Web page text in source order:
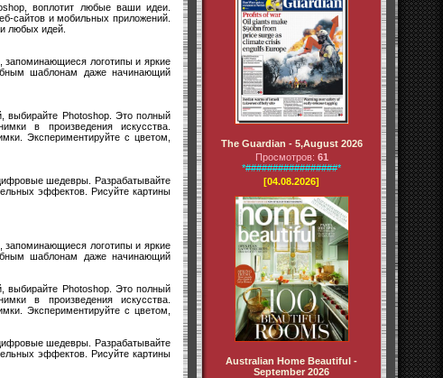
воплотит любые ваши идеи.
сайтов и мобильных приложений.
любых идей.
логотипы и яркие
шаблонам даже начинающий
выбирайте Photoshop. Это полный
в произведения искусства.
Экспериментируйте с цветом,
шедевры. Разрабатывайте
эффектов. Рисуйте картины
логотипы и яркие
шаблонам даже начинающий
выбирайте Photoshop. Это полный
в произведения искусства.
Экспериментируйте с цветом,
шедевры. Разрабатывайте
эффектов. Рисуйте картины
The Guardian - 5,August 2026
Просмотров: 61
*#################*
[04.08.2026]
Australian Home Beautiful -
September 2026